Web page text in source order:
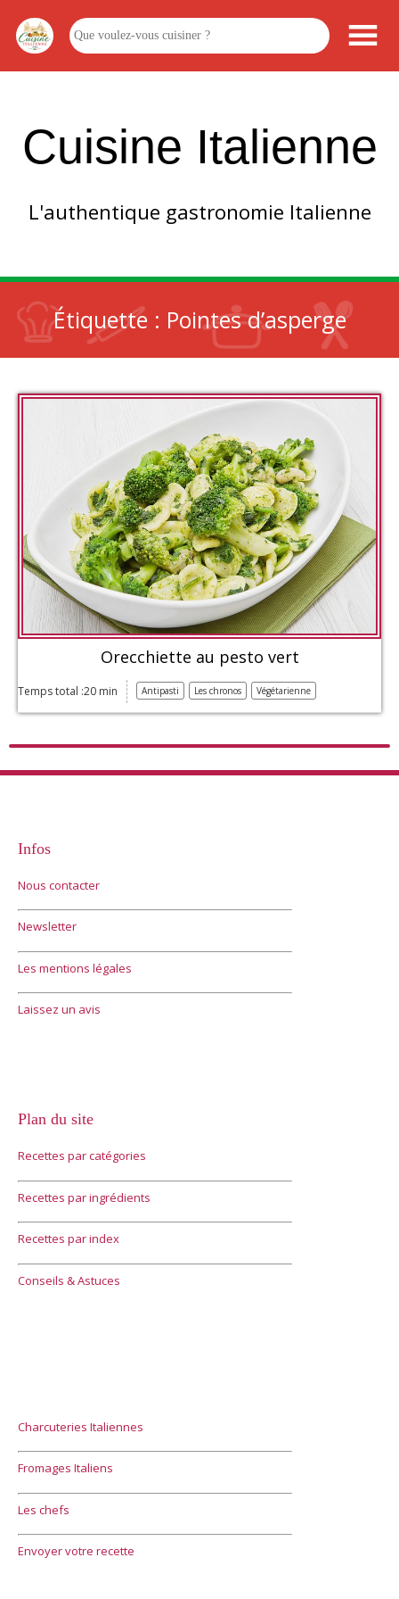
Cuisine Italienne
L'authentique gastronomie Italienne
Étiquette : Pointes d’asperge
Orecchiette au pesto vert
Temps total :20 min Antipasti Les chronos Végétarienne
Infos
Nous contacter
Newsletter
Les mentions légales
Laissez un avis
Plan du site
Recettes par catégories
Recettes par ingrédients
Recettes par index
Conseils & Astuces
Charcuteries Italiennes
Fromages Italiens
Les chefs
Envoyer votre recette